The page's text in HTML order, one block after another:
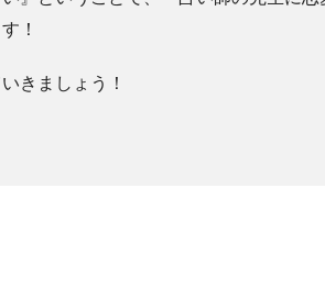
！
きましょう！